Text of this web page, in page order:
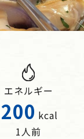
エネルギー
200 kcal
1人前